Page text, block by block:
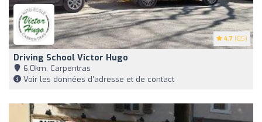
4.7 (85)
Driving School Victor Hugo
6,0km, Carpentras
Voir les données d'adresse et de contact